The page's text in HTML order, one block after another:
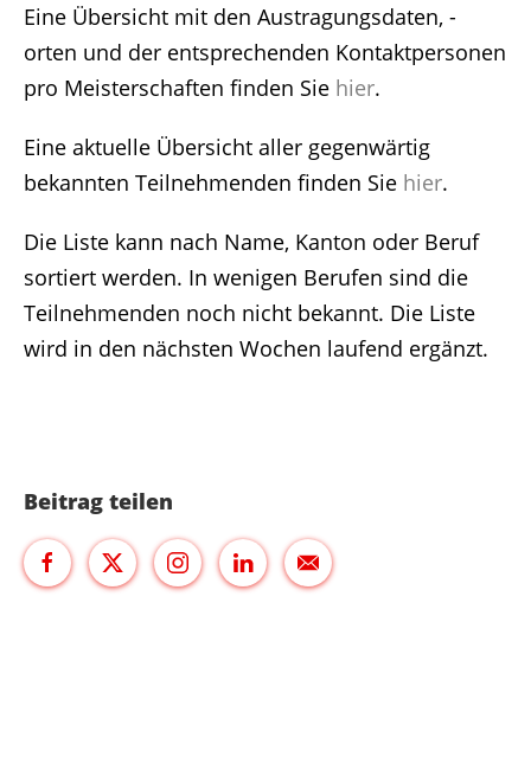
Eine Übersicht mit den Austragungsdaten, -
orten und der entsprechenden Kontaktpersonen
pro Meisterschaften finden Sie hier.
Eine aktuelle Übersicht aller gegenwärtig
bekannten Teilnehmenden finden Sie hier.
Die Liste kann nach Name, Kanton oder Beruf
sortiert werden. In wenigen Berufen sind die
Teilnehmenden noch nicht bekannt. Die Liste
wird in den nächsten Wochen laufend ergänzt.
Beitrag teilen